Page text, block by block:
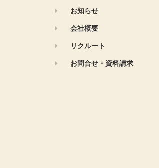
お知らせ
会社概要
リクルート
お問合せ・資料請求